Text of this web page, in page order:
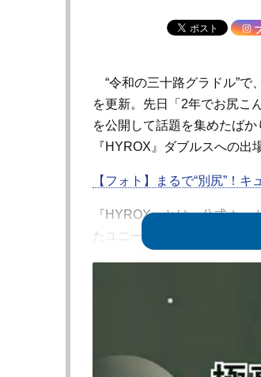
“令和の三十路グラドル”で
を更新。先日「2年でお尻こ
を公開して話題を集めたば
『HYROX』ダブルスへの出
【フォト】まるで“別尻”！
『HYROX』とは、公式ホ
たユニークなレース。1km
高橋は17kgのダイエットに
ィメイクの過程をSNSでも
STYLE AWARD』グラマラ
トレーナーとしても活動し